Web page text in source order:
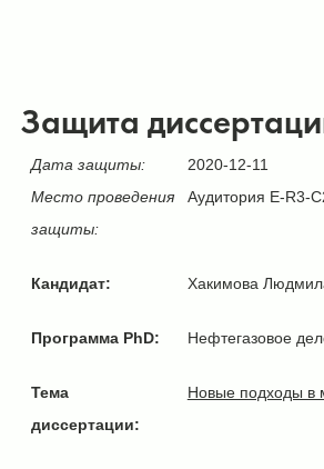
Защита
Дата защиты:
Место проведения
защиты:
2020-12-11
Аудитория E-R3-
Кандидат: Хакимова
Программа PhD: Нефтегазовое
Тема
диссертации:
Новые подходы в